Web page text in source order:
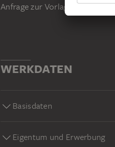
Anfrage zur Vorlage im
WERKDATEN
Basisdaten
Eigentum und Erwerbung